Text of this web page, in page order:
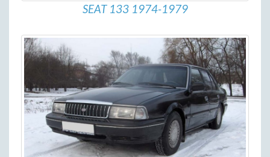
SEAT 133 1974-1979